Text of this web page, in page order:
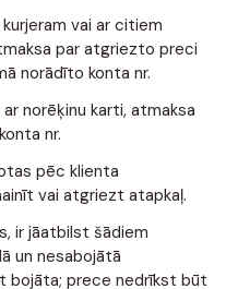
vai ar citiem
par atgriezto preci
norādīto konta nr.
norēķinu karti, atmaksa
nr.
pēc klienta
vai atgriezt atapkaļ.
ir jāatbilst šādiem
un nesabojātā
bojāta; prece nedrīkst būt